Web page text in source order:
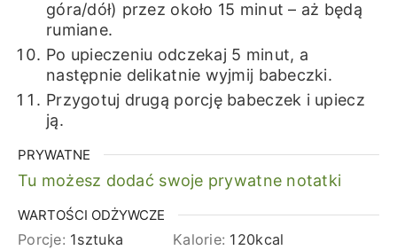
góra/dół) przez około 15 minut – aż będą
rumiane.
Po upieczeniu odczekaj 5 minut, a
następnie delikatnie wyjmij babeczki.
Przygotuj drugą porcję babeczek i upiecz
ją.
PRYWATNE
Tu możesz dodać swoje prywatne notatki
WARTOŚCI ODŻYWCZE
Porcje: 1sztuka Kalorie: 120kcal